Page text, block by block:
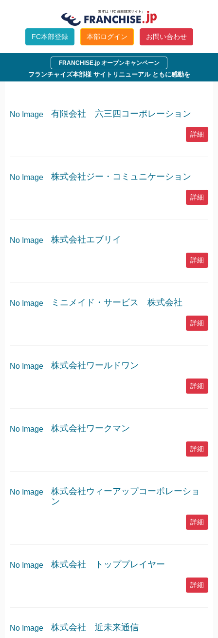
FC本部登録 本部ログイン お問い合わせ
FRANCHISE.jp オープンキャンペーン
フランチャイズ本部様 サイトリニューアル ともに感動を
No Image 有限会社 六三四コーポレーション
詳細
No Image 株式会社ジー・コミュニケーション
詳細
No Image 株式会社エブリイ
詳細
No Image ミニメイド・サービス 株式会社
詳細
No Image 株式会社ワールドワン
詳細
No Image 株式会社ワークマン
詳細
No Image
株式会社ウィーアップコーポレーショ
ン
詳細
No Image 株式会社 トッププレイヤー
詳細
No Image 株式会社 近未来通信